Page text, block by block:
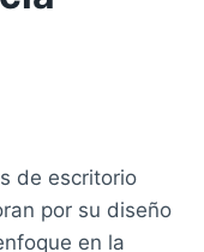
de escritorio
por su diseño
en la